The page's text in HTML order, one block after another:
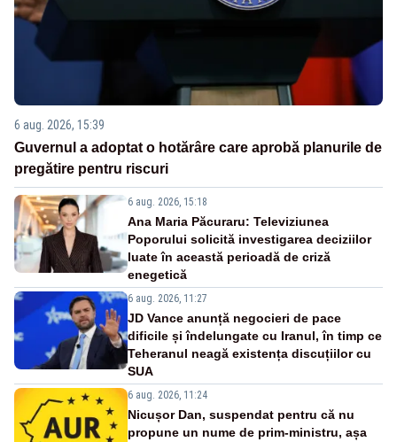
6 aug. 2026, 15:39
Guvernul a adoptat o hotărâre care aprobă planurile de
pregătire pentru riscuri
6 aug. 2026, 15:18
Ana Maria Păcuraru: Televiziunea
Poporului solicită investigarea deciziilor
luate în această perioadă de criză
enegetică
6 aug. 2026, 11:27
JD Vance anunță negocieri de pace
dificile și îndelungate cu Iranul, în timp ce
Teheranul neagă existența discuțiilor cu
SUA
6 aug. 2026, 11:24
Nicușor Dan, suspendat pentru că nu
propune un nume de prim-ministru, așa